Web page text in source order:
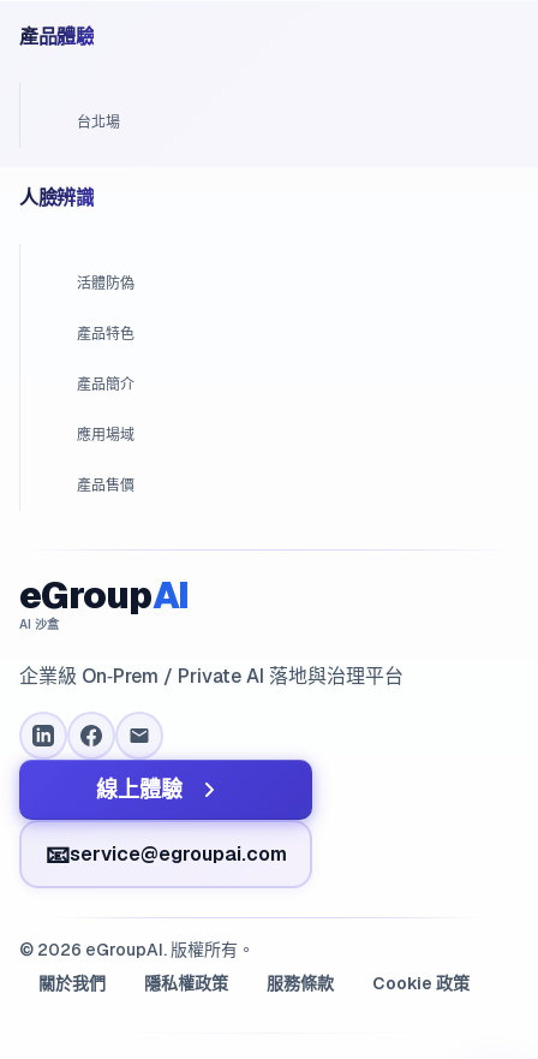
產品體驗
台北場
人臉辨識
活體防偽
產品特色
產品簡介
應用場域
產品售價
eGroupAI
AI 沙盒
企業級 On‑Prem / Private AI 落地與治理平台
線上體驗
📧service@egroupai.com
© 2026 eGroupAI. 版權所有。
關於我們
隱私權政策 服務條款 Cookie 政策